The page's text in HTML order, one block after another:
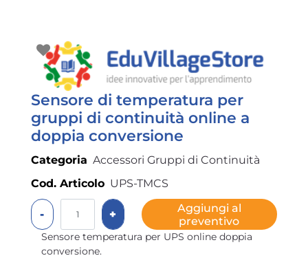
Sensore di temperatura per
gruppi di continuità online a
doppia conversione
Categoria Accessori Gruppi di Continuità
Cod. Articolo UPS-TMCS
Quantità
Aggiungi al
preventivo
Sensore temperatura per UPS online doppia
conversione.